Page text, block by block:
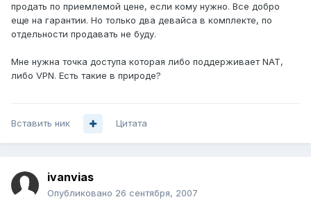
продать по приемлемой цене, если кому нужно. Все добро
еще на гарантии. Но только два девайса в комплекте, по
отдельности продавать не буду.
Мне нужна точка доступа которая либо поддерживает NAT,
либо VPN. Есть такие в природе?
Вставить ник Цитата
ivanvias
Опубликовано 26 сентября, 2007